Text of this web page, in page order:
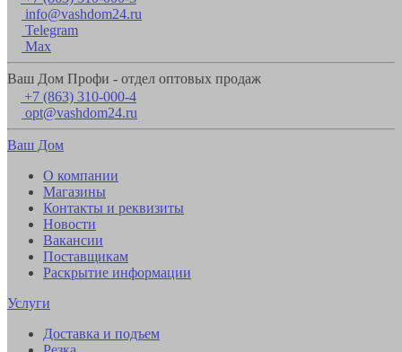
info@vashdom24.ru
Telegram
Max
Ваш Дом Профи - отдел оптовых продаж
+7 (863) 310-000-4
opt@vashdom24.ru
Ваш Дом
О компании
Магазины
Контакты и реквизиты
Новости
Вакансии
Поставщикам
Раскрытие информации
Услуги
Доставка и подъем